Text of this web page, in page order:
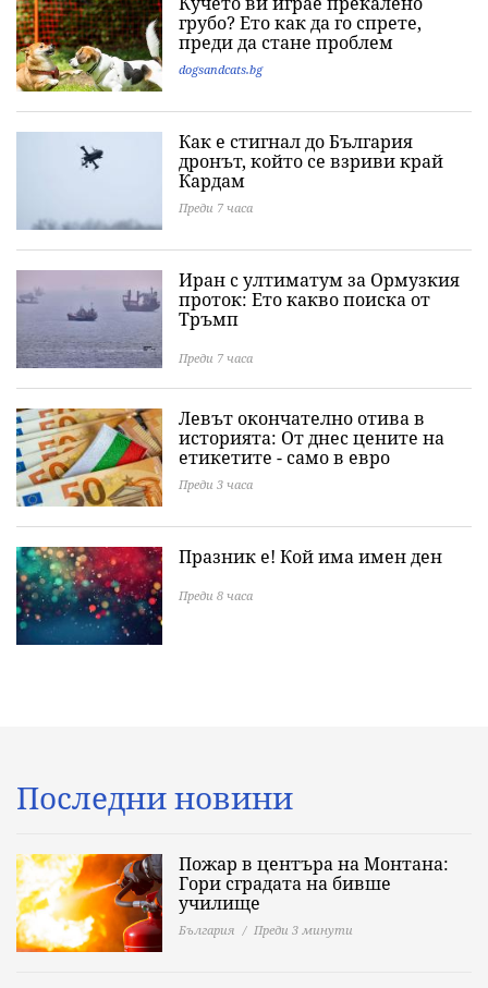
грубо? Ето как да го спрете,
преди да стане проблем
dogsandcats.bg
Как е стигнал до България
дронът, който се взриви край
Кардам
Преди 7 часа
Иран с ултиматум за Ормузкия
проток: Ето какво поиска от
Тръмп
Преди 7 часа
Левът окончателно отива в
историята: Oт днес цените на
етикетите - само в евро
Преди 3 часа
Празник е! Кой има имен ден
Преди 8 часа
Последни новини
Пожар в центъра на Монтана:
Гори сградата на бивше
училище
България Преди 3 минути